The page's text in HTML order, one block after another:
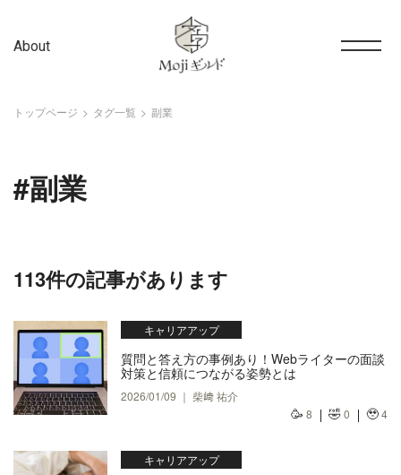
About
トップページ タグ一覧 副業
#副業
113件の記事があります
キャリアアップ
質問と答え方の事例あり！Webライターの面談
対策と信頼につながる姿勢とは
2026/01/09 ｜ 柴﨑 祐介
🥳 8 🤣0 🥹4
キャリアアップ